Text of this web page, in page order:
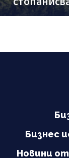
Бизнес
Новини